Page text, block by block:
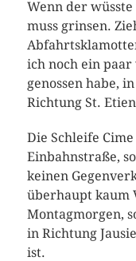
Wenn der
muss grinsen.
ich noch ein
genossen habe,
Richtung St.
Die Schleife
Einbahnstraße,
keinen
überhaupt kaum
Montagmorgen,
in Richtung
ist.